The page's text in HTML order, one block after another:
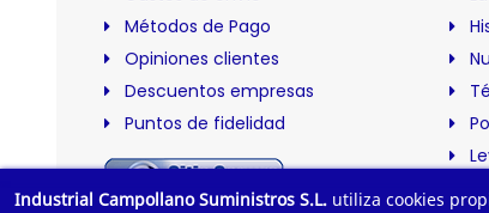
Métodos de Pago
Opiniones clientes
Descuentos empresas
Puntos de fidelidad
Industrial Campollano Suministros S.L. utiliza cookies